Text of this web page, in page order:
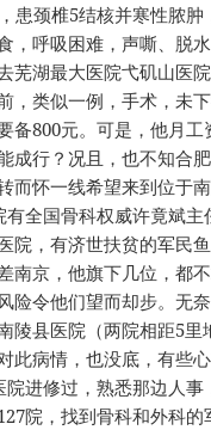
患颈椎5结核并寒性脓肿
，呼吸困难，声嘶、脱
芜湖最大医院弋矶山医
，类似一例，手术，未
备800元。可是，他月工
成行？况且，也不知合
而怀一线希望来到位于
有全国骨科权威许竟斌主
院，有济世扶贫的军民
南京，他旗下几位，都
险令他们望而却步。无
县医院（两院相距5里
此病情，也没底，有些
院进修过，熟悉那边人事
院，找到骨科和外科的